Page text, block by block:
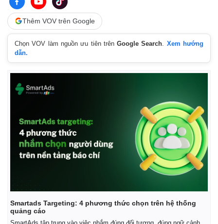
Pháp luật
Vụ án
Tin nóng
Tư vấn luật
Quân sự - Quốc phòng
Vũ khí
Việt Nam
Phân tích
Thêm VOV trên Google
Chọn VOV làm nguồn ưu tiên trênGoogle Search
Xem hướng
dẫn.
Smartads Targeting: 4 phương thức chọn trên hệ thống
quảng cáo